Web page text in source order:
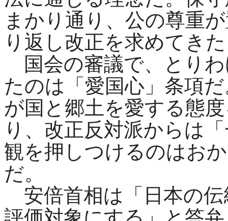
まかり通り、公の尊重
り返し改正を求めてき
国会の審議で、とり
たのは「愛国心」条項
が国と郷土を愛する態
り、改正反対派からは
観を押しつけるのはお
だ。
安倍首相は「日本の伝